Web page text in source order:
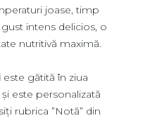
joase, timp
intens delicios, o
nutritivă maximă.
este gătită în ziua
este personalizată
rubrica ”Notă” din